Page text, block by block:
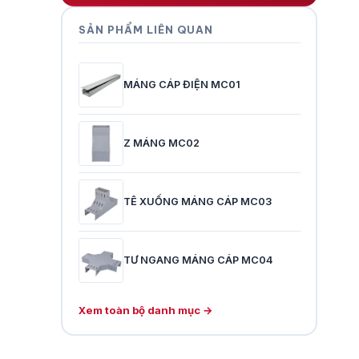
SẢN PHẨM LIÊN QUAN
MÁNG CÁP ĐIỆN MC01
Z MÁNG MC02
TÊ XUỐNG MÁNG CÁP MC03
TƯ NGANG MÁNG CÁP MC04
Xem toàn bộ danh mục →